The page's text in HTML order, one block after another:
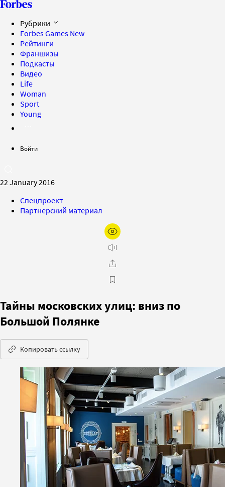
Рубрики
Forbes Games New
Рейтинги
Франшизы
Подкасты
Видео
Life
Woman
Sport
Young
Войти
22 January 2016
Спецпроект
Партнерский материал
Тайны московских улиц: вниз по
Большой Полянке
Копировать ссылку